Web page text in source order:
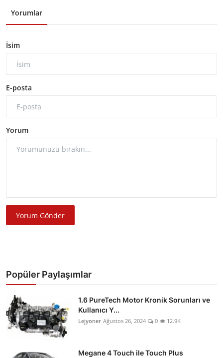
Yorumlar
İsim
E-posta
Yorum
Yorum Gönder
Popüler Paylaşımlar
1.6 PureTech Motor Kronik Sorunları ve
Kullanıcı Y...
Lejyoner Ağustos 26, 2024 0 12.9K
Megane 4 Touch ile Touch Plus